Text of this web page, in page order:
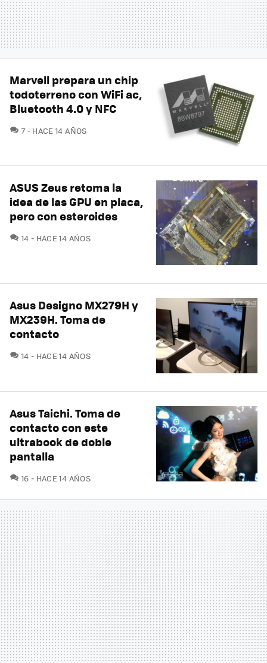
Marvell prepara un chip
todoterreno con WiFi ac,
Bluetooth 4.0 y NFC
7COMENTARIOS
HACE 14 AÑOS
ASUS Zeus retoma la
idea de las GPU en placa,
pero con esteroides
14 COMENTARIOS
HACE 14 AÑOS
Asus Designo MX279H y
MX239H. Toma de
contacto
14 COMENTARIOS
HACE 14 AÑOS
Asus Taichi. Toma de
contacto con este
ultrabook de doble
pantalla
16 COMENTARIOS
HACE 14 AÑOS